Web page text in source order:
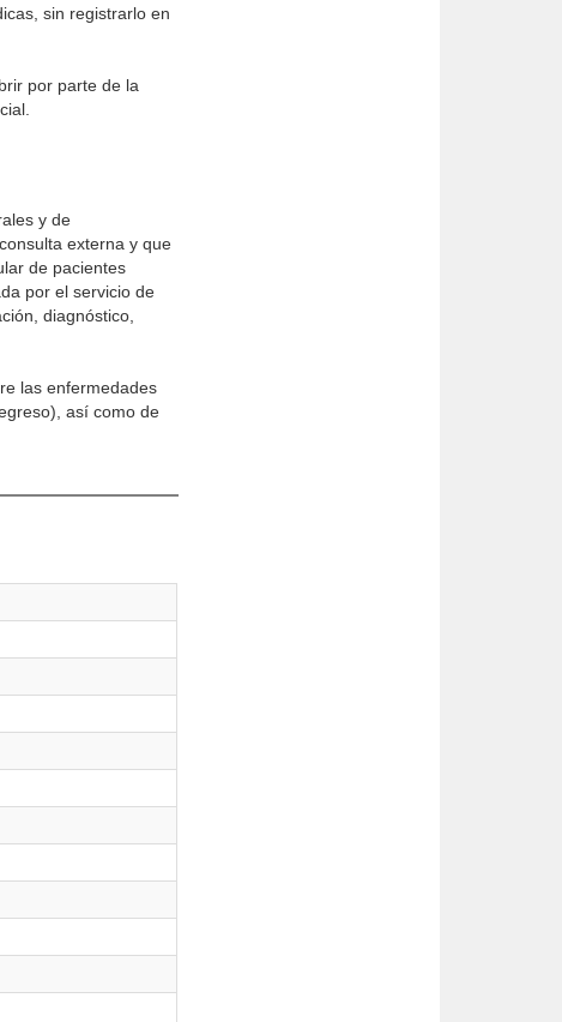
sin registrarlo en
por parte de la
y de
externa y que
de pacientes
por el servicio de
diagnóstico,
las enfermedades
así como de